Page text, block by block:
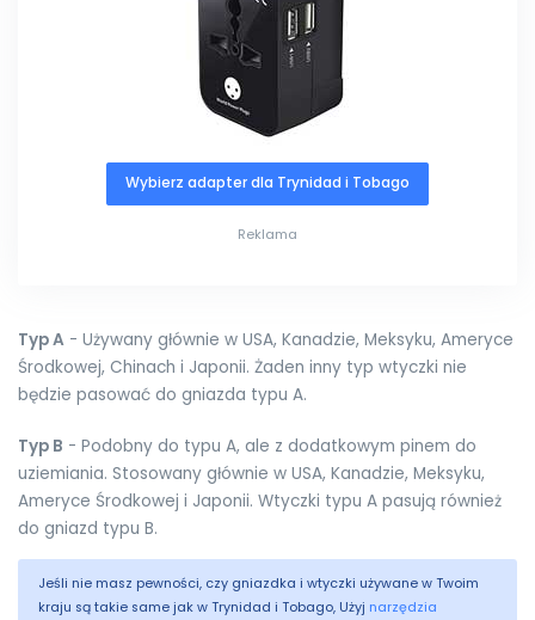
Wybierz adapter dla Trynidad i Tobago
Reklama
Typ A - Używany głównie w USA, Kanadzie, Meksyku, Ameryce
Środkowej, Chinach i Japonii. Żaden inny typ wtyczki nie
będzie pasować do gniazda typu A.
Typ B - Podobny do typu A, ale z dodatkowym pinem do
uziemiania. Stosowany głównie w USA, Kanadzie, Meksyku,
Ameryce Środkowej i Japonii. Wtyczki typu A pasują również
do gniazd typu B.
Jeśli nie masz pewności, czy gniazdka i wtyczki używane w Twoim
kraju są takie same jak w Trynidad i Tobago, Użyj narzędzia